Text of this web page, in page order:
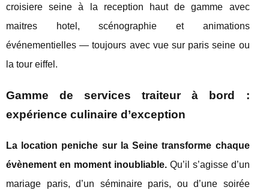
croisiere seine à la reception haut de gamme avec
maitres hotel, scénographie et animations
événementielles — toujours avec vue sur paris seine ou
la tour eiffel.
Gamme de services traiteur à bord :
expérience culinaire d’exception
La location peniche sur la Seine transforme chaque
évènement en moment inoubliable.Qu’il s’agisse d’un
mariage paris, d’un séminaire paris, ou d’une soirée